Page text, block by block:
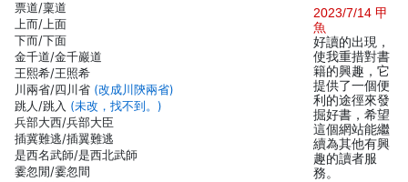
票道/稟道
上而/上面
下而/下面
金千道/金千巖道
王熙希/王照希
川兩省/四川省 (改成川陝兩省)
跳人/跳入 (未改，找不到。)
兵部大西/兵部大臣
插冀難逃/插翼難逃
是西名武師/是西北武師
霎忽閒/霎忽間
2023/7/14 甲
魚
好讀的出現，
使我重措對書
籍的興趣，它
提供了一個便
利的途徑來發
掘好書，希望
這個網站能繼
續為其他有興
趣的讀者服
務。